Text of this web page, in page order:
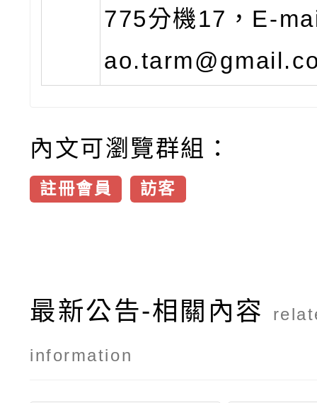
775分機17，E-
內文可瀏覽群組：
註冊會員 訪客
最新公告-相關內容
information